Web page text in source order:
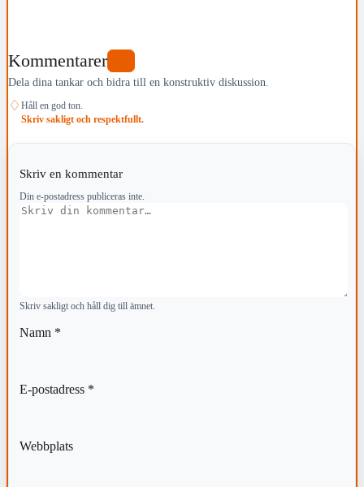
Kommentarer
Dela dina tankar och bidra till en konstruktiv diskussion.
♢ Håll en god ton.
Skriv sakligt och respektfullt.
Skriv en kommentar
Din e-postadress publiceras inte.
Kommentar
Skriv sakligt och håll dig till ämnet.
Namn *
E-postadress *
Webbplats